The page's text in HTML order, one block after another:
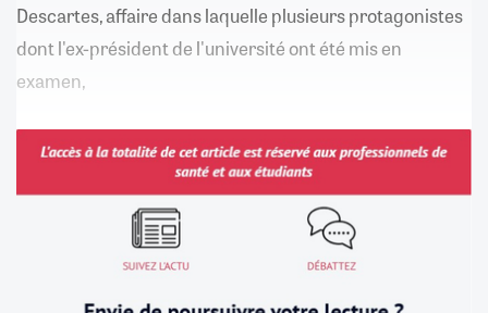
Descartes, affaire dans laquelle plusieurs protagonistes
dont l'ex-président de l'université ont été mis en
examen,